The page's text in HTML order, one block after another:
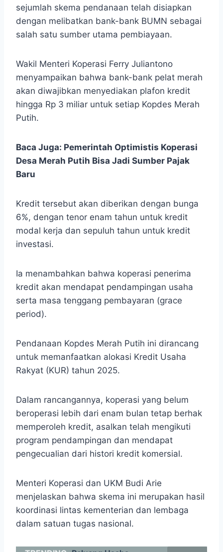
sejumlah skema pendanaan telah disiapkan
dengan melibatkan bank-bank BUMN sebagai
salah satu sumber utama pembiayaan.
Wakil Menteri Koperasi Ferry Juliantono
menyampaikan bahwa bank-bank pelat merah
akan diwajibkan menyediakan plafon kredit
hingga Rp 3 miliar untuk setiap Kopdes Merah
Putih.
Baca Juga: Pemerintah Optimistis Koperasi
Desa Merah Putih Bisa Jadi Sumber Pajak
Baru
Kredit tersebut akan diberikan dengan bunga
6%, dengan tenor enam tahun untuk kredit
modal kerja dan sepuluh tahun untuk kredit
investasi.
Ia menambahkan bahwa koperasi penerima
kredit akan mendapat pendampingan usaha
serta masa tenggang pembayaran (grace
period).
Pendanaan Kopdes Merah Putih ini dirancang
untuk memanfaatkan alokasi Kredit Usaha
Rakyat (KUR) tahun 2025.
Dalam rancangannya, koperasi yang belum
beroperasi lebih dari enam bulan tetap berhak
memperoleh kredit, asalkan telah mengikuti
program pendampingan dan mendapat
pengecualian dari histori kredit komersial.
Menteri Koperasi dan UKM Budi Arie
menjelaskan bahwa skema ini merupakan hasil
koordinasi lintas kementerian dan lembaga
dalam satuan tugas nasional.